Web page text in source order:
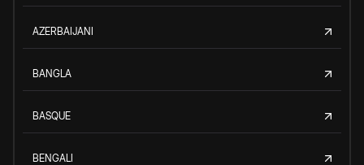
AZERBAIJANI
BANGLA
BASQUE
BENGALI